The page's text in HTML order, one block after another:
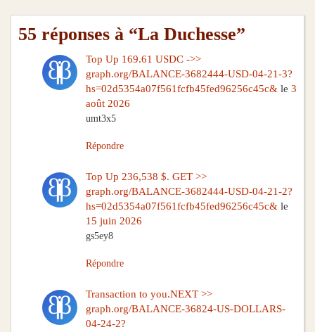
55 réponses à “La Duchesse”
Top Up 169.61 USDC ->>
graph.org/BALANCE-3682444-USD-04-21-3?
hs=02d5354a07f561fcfb45fed96256c45c& le 3
août 2026
umt3x5
Répondre
Top Up 236,538 $. GET >>
graph.org/BALANCE-3682444-USD-04-21-2?
hs=02d5354a07f561fcfb45fed96256c45c& le
15 juin 2026
gs5ey8
Répondre
Transaction to you.NEXT >>
graph.org/BALANCE-36824-US-DOLLARS-
04-24-2?